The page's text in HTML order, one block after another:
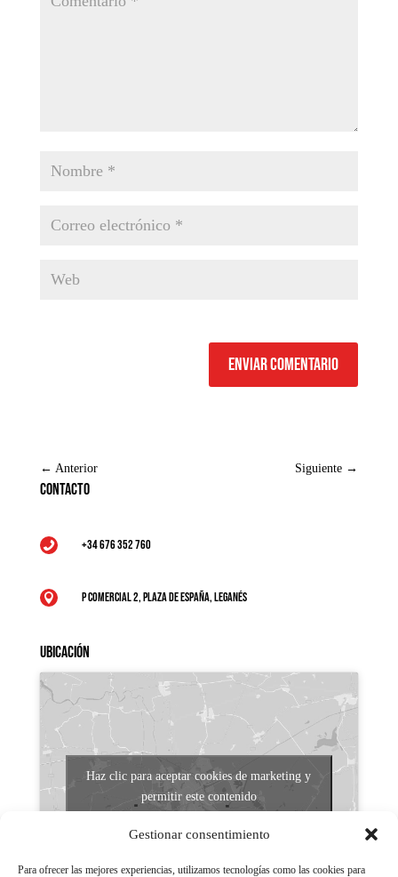
Gestionar consentimiento
Para ofrecer las mejores experiencias, utilizamos tecnologías como las cookies para
Enviar comentario
← Anterior Siguiente →
Contacto
 +34 676 352 760
 P Comercial 2, Plaza de España, Leganés
Ubicación
Haz clic para aceptar cookies de marketing y
permitir este contenido